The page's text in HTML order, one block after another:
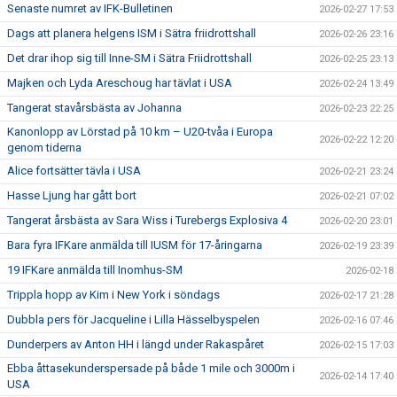
Senaste numret av IFK-Bulletinen 2026-02-27 17:53
Dags att planera helgens ISM i Sätra friidrottshall 2026-02-26 23:16
Det drar ihop sig till Inne-SM i Sätra Friidrottshall 2026-02-25 23:13
Majken och Lyda Areschoug har tävlat i USA 2026-02-24 13:49
Tangerat stavårsbästa av Johanna 2026-02-23 22:25
Kanonlopp av Lörstad på 10 km – U20-tvåa i Europa
genom tiderna
2026-02-22 12:20
Alice fortsätter tävla i USA 2026-02-21 23:24
Hasse Ljung har gått bort 2026-02-21 07:02
Tangerat årsbästa av Sara Wiss i Turebergs Explosiva 4 2026-02-20 23:01
Bara fyra IFKare anmälda till IUSM för 17-åringarna 2026-02-19 23:39
19 IFKare anmälda till Inomhus-SM 2026-02-18
Trippla hopp av Kim i New York i söndags 2026-02-17 21:28
Dubbla pers för Jacqueline i Lilla Hässelbyspelen 2026-02-16 07:46
Dunderpers av Anton HH i längd under Rakaspåret 2026-02-15 17:03
Ebba åttasekunderspersade på både 1 mile och 3000m i
USA
2026-02-14 17:40